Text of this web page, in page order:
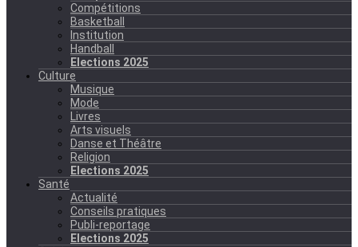
Compétitions
Basketball
Institution
Handball
Elections 2025
Culture
Musique
Mode
Livres
Arts visuels
Danse et Théâtre
Religion
Elections 2025
Santé
Actualité
Conseils pratiques
Publi-reportage
Elections 2025